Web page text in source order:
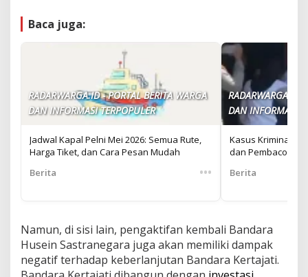
Baca juga:
RADARWARGA.ID - PORTAL BERITA WARGA
DAN INFORMASI TERPOPULER
Jadwal Kapal Pelni Mei 2026: Semua Rute,
Harga Tiket, dan Cara Pesan Mudah
Berita
•••
RADARWARGA.ID
DAN INFORMASI
Kasus Kriminal di
dan Pembacokan
Berita
Namun, di sisi lain, pengaktifan kembali Bandara
Husein Sastranegara juga akan memiliki dampak
negatif terhadap keberlanjutan Bandara Kertajati.